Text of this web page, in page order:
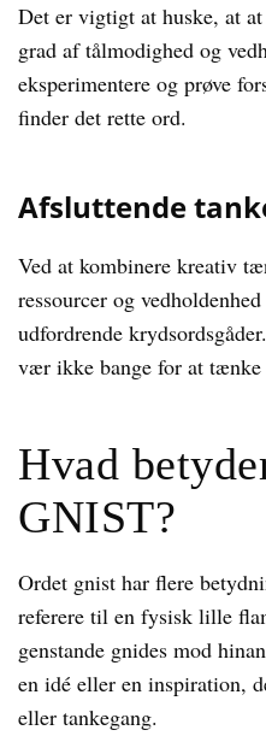
Det er vigtigt at huske, at
grad af tålmodighed og
eksperimentere og prøve
finder det rette ord.
Afsluttende
Ved at kombinere kreativ
ressourcer og
udfordrende
vær ikke bange for at tænke
Hvad
GNIST?
Ordet gnist har flere
referere til en fysisk lille
genstande gnides mod
en idé eller en inspiration,
eller tankegang.